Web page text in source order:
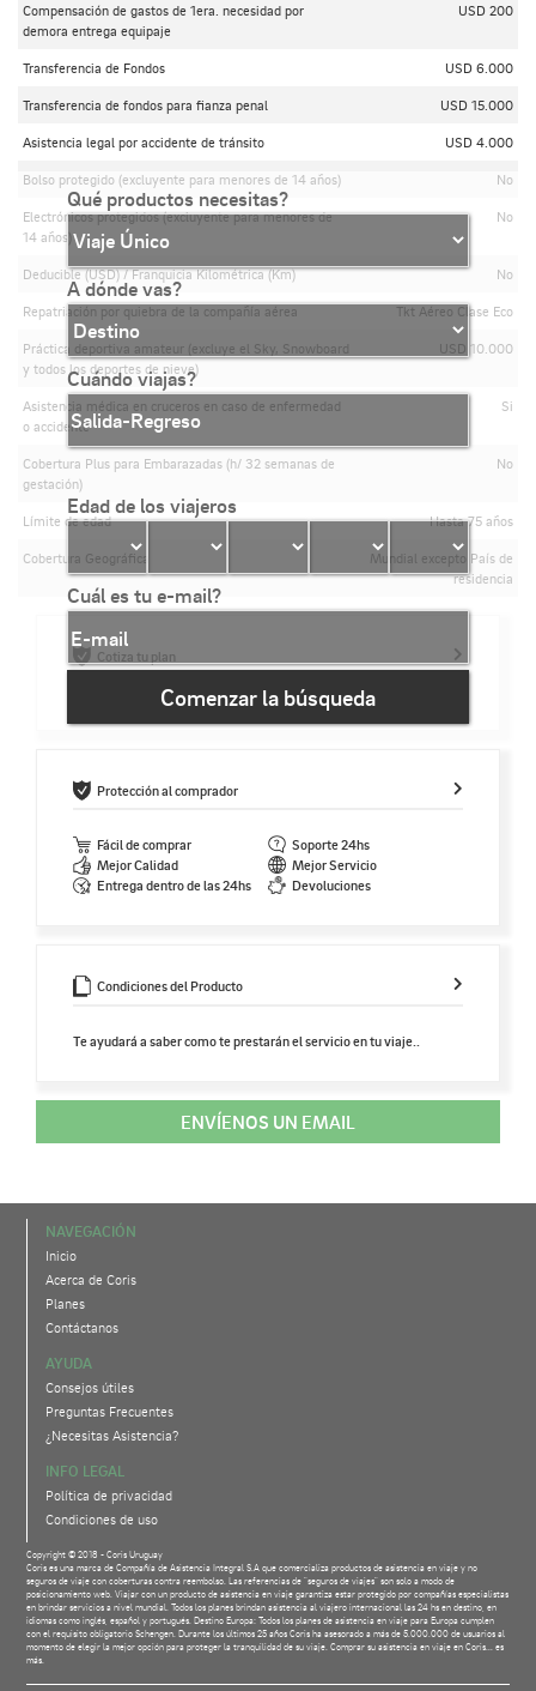
Compensación de gastos de 1era. necesidad por
demora entrega equipaje
USD 200
Transferencia de Fondos USD 6.000
Transferencia de fondos para fianza penal USD 15.000
Asistencia legal por accidente de tránsito USD 4.000
Bolso protegido (excluyente para menores de 14 años) No
Electrónicos protegidos (excluyente para menores de
14 años)
No
Deducible (USD) / Franquicia Kilométrica (Km) No
Repatriación por quiebra de la compañía aérea Tkt Aéreo Clase Eco
Práctica deportiva amateur (excluye el Sky, Snowboard
y todos los deportes de nieve)
USD 10.000
Asistencia médica en cruceros en caso de enfermedad
o accidente
Si
Cobertura Plus para Embarazadas (h/ 32 semanas de
gestación)
No
Límite de edad Hasta 75 años
Cobertura Geográfica
Mundial excepto País de
residencia
Cotiza tu plan
Qué productos necesitas?
A dónde vas?
Cuándo viajas?
Edad de los viajeros
Cuál es tu e-mail?
Comenzar la búsqueda
Protección al comprador
Fácil de comprar
Soporte 24hs
Mejor Calidad
Mejor Servicio
Entrega dentro de las 24hs
Devoluciones
Condiciones del Producto
Te ayudará a saber como te prestarán el servicio en tu viaje..
ENVÍENOS UN EMAIL
NAVEGACIÓN
Inicio
Acerca de Coris
Planes
Contáctanos
AYUDA
Consejos útiles
Preguntas Frecuentes
¿Necesitas Asistencia?
INFO LEGAL
Política de privacidad
Condiciones de uso
Copyright © 2018 - Coris Uruguay
Coris es una marca de Compañía de Asistencia Integral S.A que comercializa productos de asistencia en viaje y no
seguros de viaje con coberturas contra reembolso. Las referencias de "seguros de viajes" son solo a modo de
posicionamiento web. Viajar con un producto de asistencia en viaje garantiza estar protegido por compañías especialistas
en brindar servicios a nivel mundial. Todos los planes brindan asistencia al viajero internacional las 24 hs en destino, en
idiomas como inglés, español y portugués. Destino Europa: Todos los planes de asistencia en viaje para Europa cumplen
con el requisito obligatorio Schengen. Durante los últimos 25 años Coris ha asesorado a más de 5.000.000 de usuarios al
momento de elegir la mejor opción para proteger la tranquilidad de su viaje. Comprar su asistencia en viaje en Coris... es
más.